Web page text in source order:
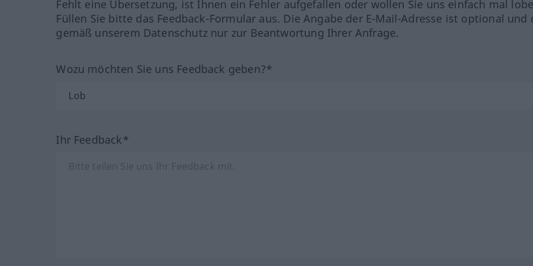
Fehlt eine Übersetzung, ist Ihnen ein Fehler aufgefallen oder wollen Sie uns einfach mal
Füllen Sie bitte das Feedback-Formular aus. Die Angabe der E-Mail-Adresse ist optional und
gemäß unserem Datenschutz nur zur Beantwortung Ihrer Anfrage.
Wozu möchten Sie uns Feedback geben?*
Ihr Feedback*